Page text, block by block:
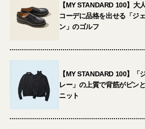
【MY STANDARD 100】大
コーデに品格を出せる「ジ
ン」のゴルフ
【MY STANDARD 100】「
レー」の上質で背筋がピン
ニット